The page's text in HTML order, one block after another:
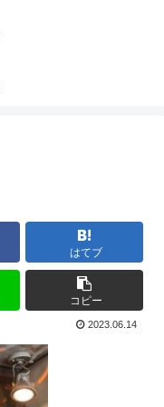
はてブ
コピー
2023.06.14